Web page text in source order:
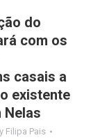
do
com os
casais a
existente
Nelas
Filipa Pais